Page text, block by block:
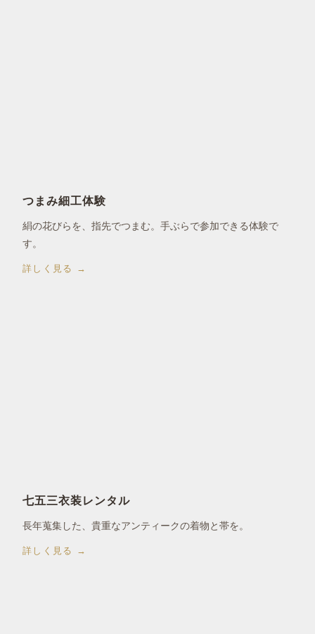
つまみ細工体験
絹の花びらを、指先でつまむ。手ぶらで参加できる体験で
す。
詳しく見る →
七五三衣装レンタル
長年蒐集した、貴重なアンティークの着物と帯を。
詳しく見る →